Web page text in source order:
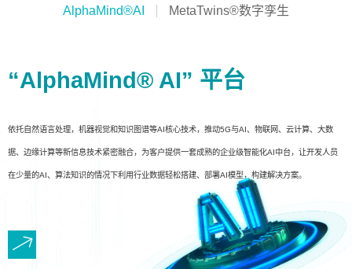
AlphaMind®AI MetaTwins®数字孪生
“AlphaMind® AI” 平台
依托自然语言处理，机器视觉和知识图谱等AI核心技术，推动5G与AI、物联网、云计算、大数
据、边缘计算等新信息技术紧密融合，为客户提供一套成熟的企业级智能化AI中台，让开发人员
在少量的AI、算法知识的情况下利用行业数据轻松搭建、部署AI模型，构建解决方案。